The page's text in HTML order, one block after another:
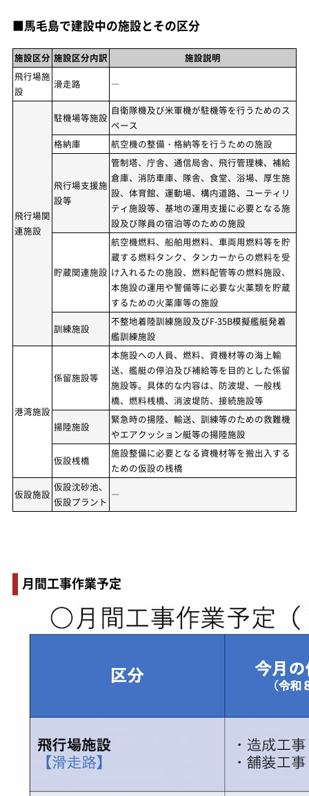
■馬毛島で建設中の施設とその区分
施設区分 施設区分内訳
施設説明
飛行場施
設
滑走路 ―
飛行場関
連施設
駐機場等施設
自衛隊機及び米軍機が駐機等を行うためのス
ペース
格納庫
航空機の整備・格納等を行うための施設
飛行場支援施
設等
管制塔、庁舎、通信局舎、飛行管理棟、補給
倉庫、消防車庫、隊舎、食堂、浴場、厚生施
設、体育館、運動場、構内道路、ユーティリ
ティ施設等、基地の運用支援に必要となる施
設及び隊員の宿泊等のための施設
貯蔵関連施設
航空機燃料、船舶用燃料、車両用燃料等を貯
蔵する燃料タンク、タンカーからの燃料を受
け入れるたの施設、燃料配管等の燃料施設、
本施設の運用や警備等に必要な火薬類を貯蔵
するための火薬庫等の施設
訓練施設
不整地着陸訓練施設及びF-35B模擬艦艇発着
艦訓練施設
港湾施設
係留施設等
本施設への人員、燃料、資機材等の海上輸
送、艦艇の停泊及び補給等を目的とした係留
施設等。具体的な内容は、防波堤、一般桟
橋、燃料桟橋、消波堤防、接続施設等
揚陸施設
緊急時の揚陸、輸送、訓練等のための救難機
やエアクッション艇等の揚陸施設
仮設桟橋
施設整備に必要となる資機材等を搬出入する
ための仮設の桟橋
仮設施設
仮設沈砂池、
仮設プラント
―
月間工事作業予定